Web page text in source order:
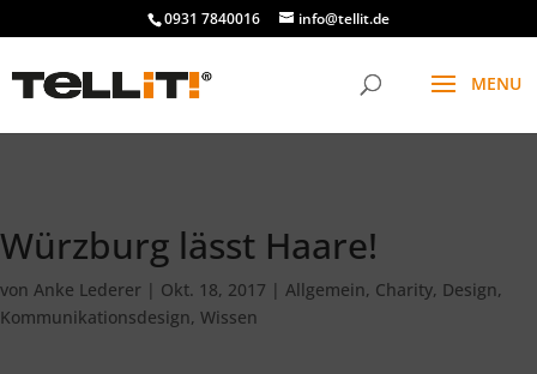
################# SINGLE
0931 7840016 info@tellit.de
Würzburg lässt Haare!
von Anke Lederer | Okt. 18, 2017 | Allgemein, Charity, Design,
Kommunikationsdesign, Wissen